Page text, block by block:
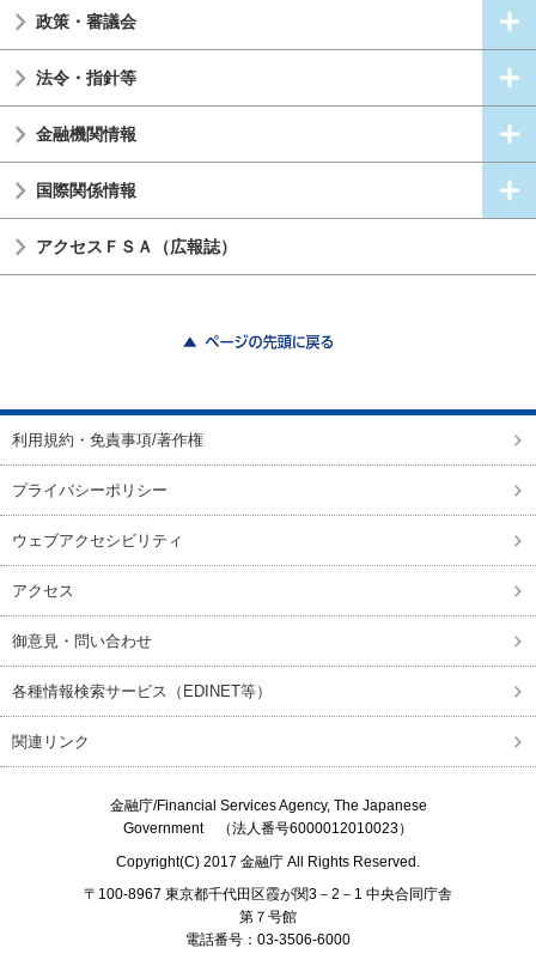
政策・審議会
法令・指針等
金融機関情報
国際関係情報
アクセスＦＳＡ（広報誌）
利用規約・免責事項/著作権
プライバシーポリシー
ウェブアクセシビリティ
アクセス
御意見・問い合わせ
各種情報検索サービス（EDINET等）
関連リンク
金融庁/Financial Services Agency, The Japanese
Government（法人番号6000012010023）
Copyright(C) 2017 金融庁 All Rights Reserved.
〒100-8967 東京都千代田区霞が関3－2－1 中央合同庁舎
第７号館
電話番号：03-3506-6000